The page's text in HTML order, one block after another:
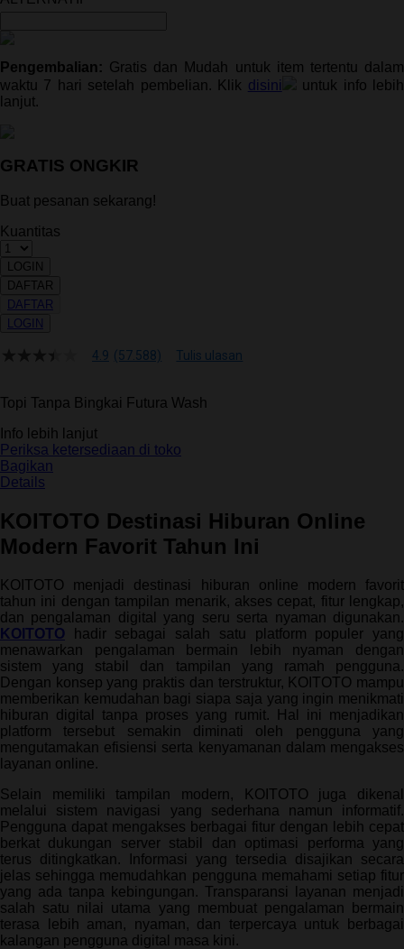
Pengembalian: Gratis dan Mudah untuk item tertentu dalam
waktu 7 hari setelah pembelian. Klik disini
untuk info lebih
lanjut.
GRATIS ONGKIR
Buat pesanan sekarang!
Kuantitas
LOGIN
DAFTAR
DAFTAR
LOGIN
bintang,
rating
rata-
rata.
Read
13
Tautan
yang
4.9 (57.588) Tulis ulasan
Topi Tanpa Bingkai Futura Wash
Info lebih lanjut
Periksa ketersediaan di toko
Bagikan
Details
KOITOTO Destinasi Hiburan Online
Modern Favorit Tahun Ini
KOITOTO menjadi destinasi hiburan online modern favorit
tahun ini dengan tampilan menarik, akses cepat, fitur lengkap,
dan pengalaman digital yang seru serta nyaman digunakan.
KOITOTO hadir sebagai salah satu platform populer yang
menawarkan pengalaman bermain lebih nyaman dengan
sistem yang stabil dan tampilan yang ramah pengguna.
Dengan konsep yang praktis dan terstruktur, KOITOTO mampu
memberikan kemudahan bagi siapa saja yang ingin menikmati
hiburan digital tanpa proses yang rumit. Hal ini menjadikan
platform tersebut semakin diminati oleh pengguna yang
mengutamakan efisiensi serta kenyamanan dalam mengakses
layanan online.
Selain memiliki tampilan modern, KOITOTO juga dikenal
melalui sistem navigasi yang sederhana namun informatif.
Pengguna dapat mengakses berbagai fitur dengan lebih cepat
berkat dukungan server stabil dan optimasi performa yang
terus ditingkatkan. Informasi yang tersedia disajikan secara
jelas sehingga memudahkan pengguna memahami setiap fitur
yang ada tanpa kebingungan. Transparansi layanan menjadi
salah satu nilai utama yang membuat pengalaman bermain
terasa lebih aman, nyaman, dan terpercaya untuk berbagai
kalangan pengguna digital masa kini.